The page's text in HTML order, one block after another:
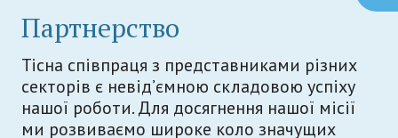
Партнерство
Тісна співпраця з представниками різних
секторів є невід’ємною складовою успіху
нашої роботи. Для досягнення нашої місії
ми розвиваємо широке коло значущих